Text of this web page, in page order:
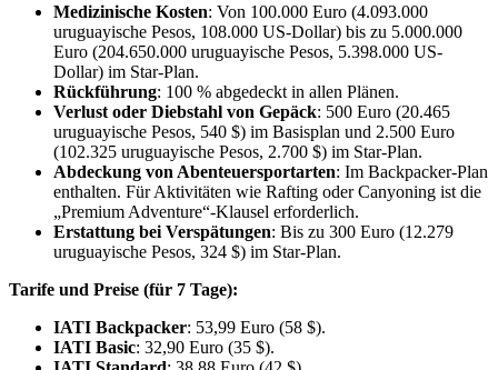
Medizinische Kosten: Von 100.000 Euro (4.093.000
uruguayische Pesos, 108.000 US-Dollar) bis zu 5.000.000
Euro (204.650.000 uruguayische Pesos, 5.398.000 US-
Dollar) im Star-Plan.
Rückführung: 100 % abgedeckt in allen Plänen.
Verlust oder Diebstahl von Gepäck: 500 Euro (20.465
uruguayische Pesos, 540 $) im Basisplan und 2.500 Euro
(102.325 uruguayische Pesos, 2.700 $) im Star-Plan.
Abdeckung von Abenteuersportarten: Im Backpacker-Plan
enthalten. Für Aktivitäten wie Rafting oder Canyoning ist die
„Premium Adventure“-Klausel erforderlich.
Erstattung bei Verspätungen: Bis zu 300 Euro (12.279
uruguayische Pesos, 324 $) im Star-Plan.
Tarife und Preise (für 7 Tage):
IATI Backpacker: 53,99 Euro (58 $).
IATI Basic: 32,90 Euro (35 $).